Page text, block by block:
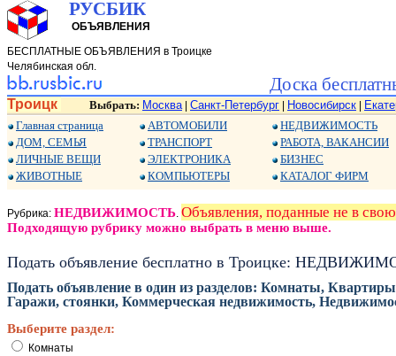
РУСБИК
ОБЪЯВЛЕНИЯ
БЕСПЛАТНЫЕ ОБЪЯВЛЕНИЯ в Троицке
Челябинская обл.
Доска
Троицк Выбрать: Москва| Санкт-Петербург Новосибирск
Главная страница
ДОМ, СЕМЬЯ
ЛИЧНЫЕ ВЕЩИ
ЖИВОТНЫЕ
АВТОМОБИЛИ
ТРАНСПОРТ
ЭЛЕКТРОНИКА
КОМПЬЮТЕРЫ
НЕДВИЖИМОСТЬ
РАБОТА, ВАКАНСИИ
БИЗНЕС
КАТАЛОГ ФИРМ
Рубрика: НЕДВИЖИМОСТЬ. Объявления, поданные не в
Подходящую рубрику можно выбрать в меню выше.
Подать объявление бесплатно в Троицке:
Подать объявление в один из разделов: Комнаты,
Гаражи, стоянки, Коммерческая недвижимость,
Выберите раздел:
Комнаты